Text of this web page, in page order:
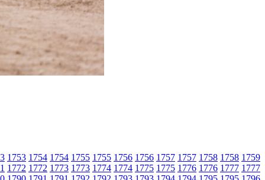
1753 1754 1754 1755 1755 1756 1756 1757 1757 1758 1758 1759
1772 1772 1773 1773 1774 1774 1775 1775 1776 1776 1777 1777